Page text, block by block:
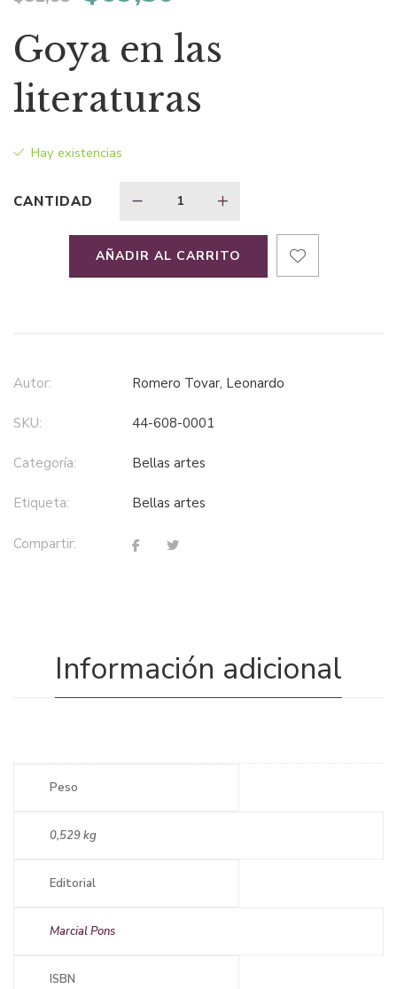
precio
original
era:
$81,53.
precio
es:
Goya en las
literaturas
Hay existencias
CANTIDAD
AÑADIR AL CARRITO
Autor: Romero Tovar, Leonardo
SKU: 44-608-0001
Categoría: bellas artes
Etiqueta: bellas artes
Compartir:
Información adicional
Peso
0,529 kg
Editorial
Marcial Pons
ISBN